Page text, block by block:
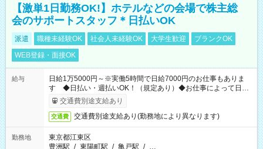
【激単1日勤務OK!】ホテルなどの会場で株主総
会のサポートスタッフ＊日払いOK
派遣 職種未経験OK 社会人未経験OK 大学生歓迎
ブランクOK
WEB登録・面接OK
給与
日給1万5000円～※実働5時間で日給7000円のお仕事もありま
す ◆日払い・週払いOK！（規定あり）◆お仕事によって日給
も異なります
交通費別途支給あり
交通費 交通費別途支給あり(勤務地により異なります)
勤務地
東京都江東区
豊洲駅 / 東陽町駅 / 亀戸駅 / …